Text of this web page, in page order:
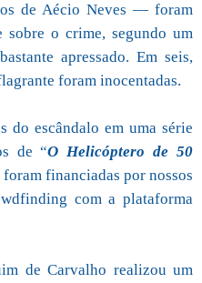
de Aécio Neves — foram
sobre o crime, segundo um
apressado. Em seis,
foram inocentadas.
do escândalo em uma série
de “O Helicóptero de 50
foram financiadas por nossos
com a plataforma
de Carvalho realizou um